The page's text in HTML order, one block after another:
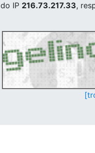
do IP 216.73.217.33,